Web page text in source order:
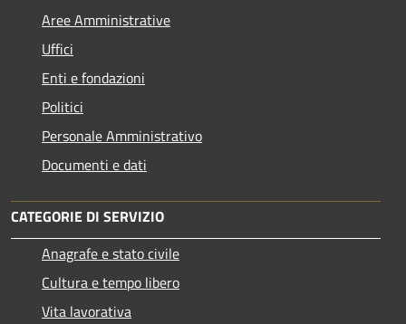
Aree Amministrative
Uffici
Enti e fondazioni
Politici
Personale Amministrativo
Documenti e dati
CATEGORIE DI SERVIZIO
Anagrafe e stato civile
Cultura e tempo libero
Vita lavorativa